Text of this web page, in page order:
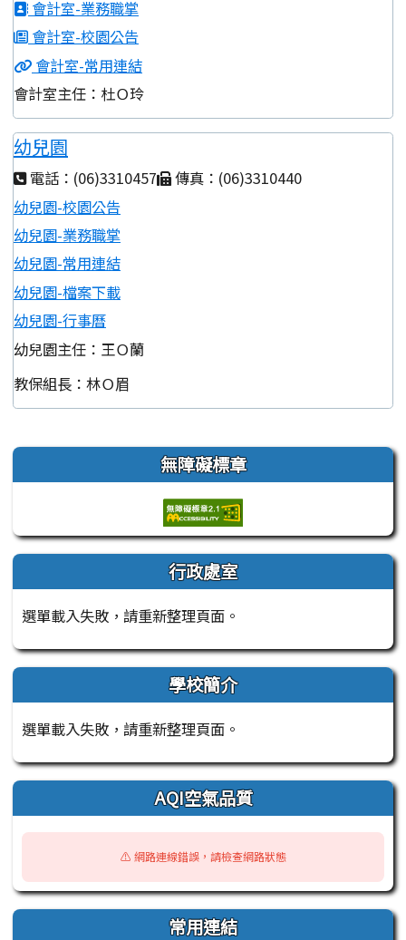
會計室-業務職掌
會計室-校園公告
會計室-常用連結
會計室主任：杜Ｏ玲
幼兒園
電話：(06)3310457
傳真：(06)3310440
幼兒園-校園公告
幼兒園-業務職掌
幼兒園-常用連結
幼兒園-檔案下載
幼兒園-行事曆
幼兒園主任：王Ｏ蘭
教保組長：林Ｏ眉
左邊區域內容 無障礙標章
行政處室
選單載入失敗，請重新整理頁面。
學校簡介
選單載入失敗，請重新整理頁面。
AQI空氣品質
⚠️ 網路連線錯誤，請檢查網路狀態
常用連結